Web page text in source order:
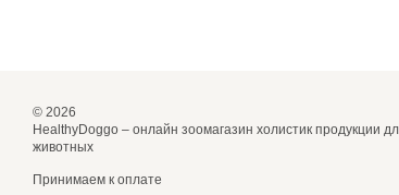
© 2026
HealthyDoggo – онлайн зоомагазин холистик продукции
животных
Принимаем к оплате